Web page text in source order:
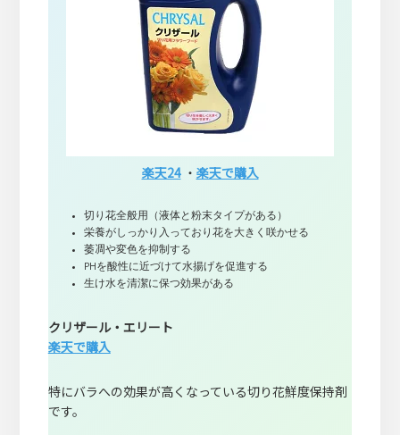
楽天24・ 楽天で購入
切り花全般用（液体と粉末タイプがある）
栄養がしっかり入っており花を大きく咲かせる
萎凋や変色を抑制する
PHを酸性に近づけて水揚げを促進する
生け水を清潔に保つ効果がある
クリザール・エリート
楽天で購入
特にバラへの効果が高くなっている切り花鮮度保持剤
です。